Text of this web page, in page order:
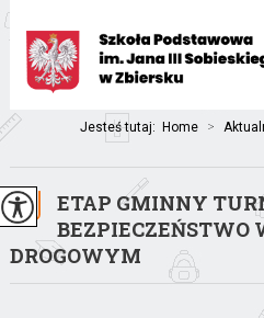
Jesteś tutaj: Home >
ETAP GMINNY
BEZPIECZEŃSTWO
DROGOWYM